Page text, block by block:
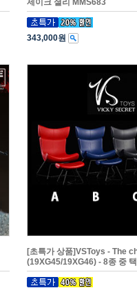
제이크 셜리 MMS683
343,000원
[초특가 상품]VSToys - The
(19XG45/19XG46) - 8종 중